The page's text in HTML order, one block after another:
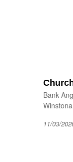
Bank
11/03/